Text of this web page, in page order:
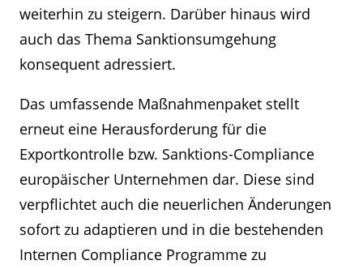
weiterhin zu steigern. Darüber hinaus wird
auch das Thema Sanktionsumgehung
konsequent adressiert.
Das umfassende Maßnahmenpaket stellt
erneut eine Herausforderung für die
Exportkontrolle bzw. Sanktions-Compliance
europäischer Unternehmen dar. Diese sind
verpflichtet auch die neuerlichen Änderungen
sofort zu adaptieren und in die bestehenden
Internen Compliance Programme zu